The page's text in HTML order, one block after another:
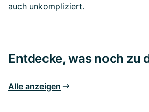
auch unkompliziert.
Entdecke, was noch zu
Alle anzeigen